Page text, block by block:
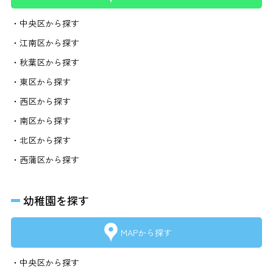
・中央区から探す
・江南区から探す
・秋葉区から探す
・東区から探す
・西区から探す
・南区から探す
・北区から探す
・西蒲区から探す
幼稚園を探す
MAPから探す
・中央区から探す